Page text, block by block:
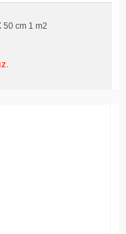
50 cm 1 m2